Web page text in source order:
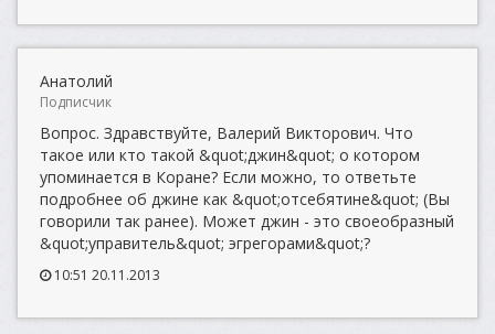
Анатолий
Подписчик
Вопрос. Здравствуйте, Валерий Викторович. Что
такое или кто такой &quot;джин&quot; о котором
упоминается в Коране? Если можно, то ответьте
подробнее об джине как &quot;отсебятине&quot; (Вы
говорили так ранее). Может джин - это своеобразный
&quot;управитель&quot; эгрегорами&quot;?
10:51 20.11.2013